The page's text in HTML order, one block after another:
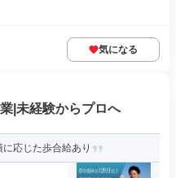
気になる
|未経験からプロへ
応じた歩合給あり